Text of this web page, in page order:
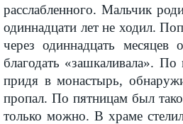
расслабленного. Мальчик
одиннадцати лет не ходил.
через одиннадцать
благодать «зашкаливала».
придя в монастырь,
пропал. По пятницам был
только можно. В храме